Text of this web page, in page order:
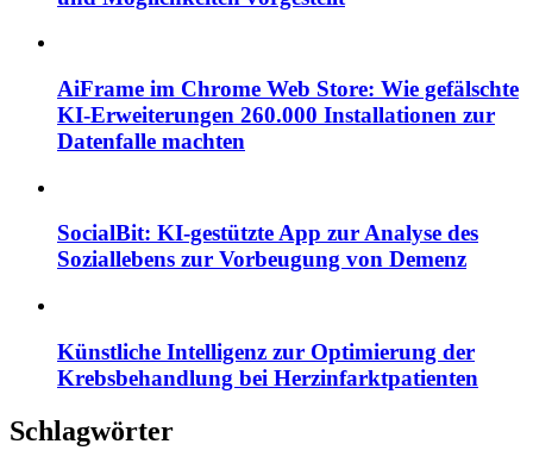
AiFrame im Chrome Web Store: Wie gefälschte
KI-Erweiterungen 260.000 Installationen zur
Datenfalle machten
SocialBit: KI-gestützte App zur Analyse des
Soziallebens zur Vorbeugung von Demenz
Künstliche Intelligenz zur Optimierung der
Krebsbehandlung bei Herzinfarktpatienten
Schlagwörter